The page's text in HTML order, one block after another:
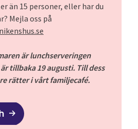
än 15 personer, eller har du
Mejla oss på
är lunchserveringen
tillbaka 19 augusti. Till dess
rätter i vårt familjecafé.